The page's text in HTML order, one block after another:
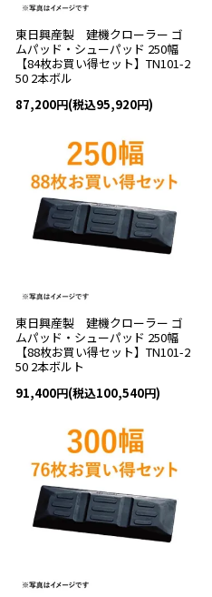
東日興産製 建機クローラー ゴ
ムパッド・シューパッド 250幅
【84枚お買い得セット】TN101-2
50 2本ボル
87,200円(税込95,920円)
東日興産製 建機クローラー ゴ
ムパッド・シューパッド 250幅
【88枚お買い得セット】TN101-2
50 2本ボルト
91,400円(税込100,540円)